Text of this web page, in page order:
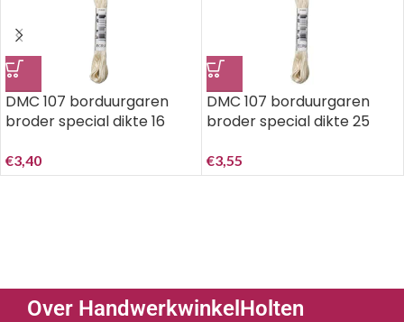
DMC 107 borduurgaren
broder special dikte 16
€3,40
DMC 107 borduurgaren
broder special dikte 25
€3,55
Over HandwerkwinkelHolten